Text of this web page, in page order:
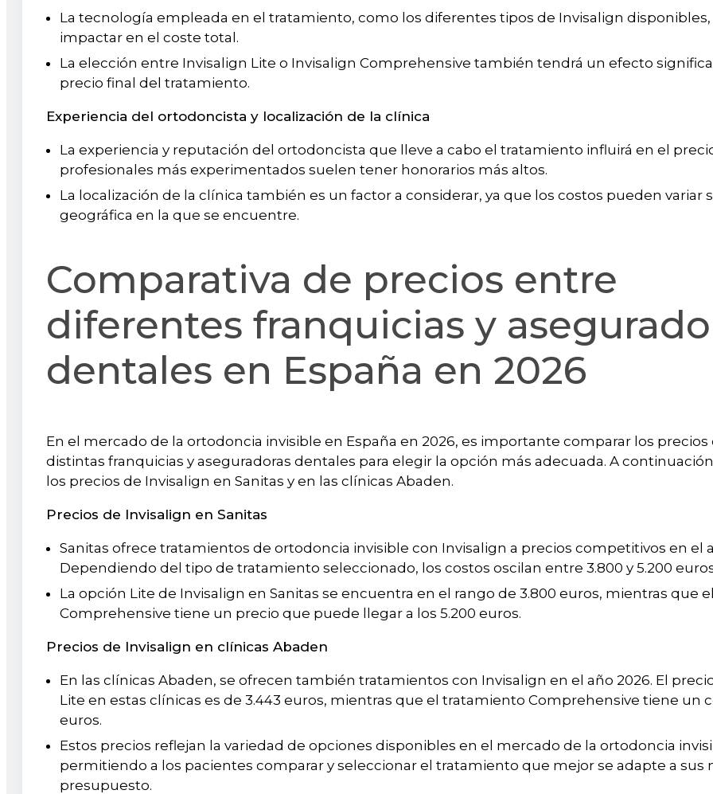
La tecnología empleada en el tratamiento, como los diferentes tipos de Invisalign
impactar en el coste total.
La elección entre Invisalign Lite o Invisalign Comprehensive también tendrá un efecto
precio final del tratamiento.
Experiencia del ortodoncista y localización de la clínica
La experiencia y reputación del ortodoncista que lleve a cabo el tratamiento influirá en el
profesionales más experimentados suelen tener honorarios más altos.
La localización de la clínica también es un factor a considerar, ya que los costos pueden variar
geográfica en la que se encuentre.
Comparativa de precios entre
diferentes franquicias y
dentales en España en 2026
En el mercado de la ortodoncia invisible en España en 2026, es importante comparar los
distintas franquicias y aseguradoras dentales para elegir la opción más adecuada. A
los precios de Invisalign en Sanitas y en las clínicas Abaden.
Precios de Invisalign en Sanitas
Sanitas ofrece tratamientos de ortodoncia invisible con Invisalign a precios competitivos en el
Dependiendo del tipo de tratamiento seleccionado, los costos oscilan entre 3.800 y 5.200
La opción Lite de Invisalign en Sanitas se encuentra en el rango de 3.800 euros, mientras que
Comprehensive tiene un precio que puede llegar a los 5.200 euros.
Precios de Invisalign en clínicas Abaden
En las clínicas Abaden, se ofrecen también tratamientos con Invisalign en el año 2026. El
Lite en estas clínicas es de 3.443 euros, mientras que el tratamiento Comprehensive tiene un
euros.
Estos precios reflejan la variedad de opciones disponibles en el mercado de la ortodoncia
permitiendo a los pacientes comparar y seleccionar el tratamiento que mejor se adapte a sus
presupuesto.